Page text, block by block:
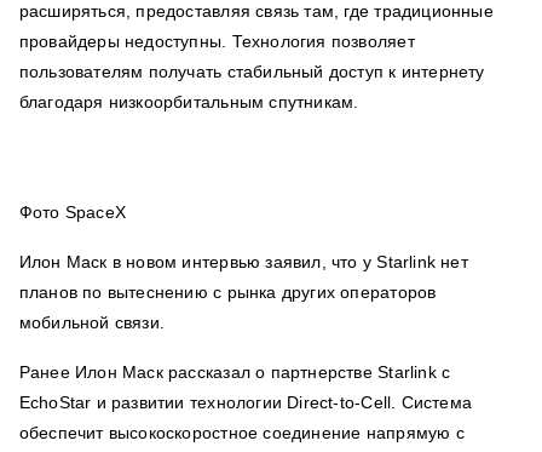
расширяться, предоставляя связь там, где традиционные
провайдеры недоступны. Технология позволяет
пользователям получать стабильный доступ к интернету
благодаря низкоорбитальным спутникам.
Фото SpaceX
Илон Маск в новом интервью заявил, что у Starlink нет
планов по вытеснению с рынка других операторов
мобильной связи.
Ранее Илон Маск рассказал о партнерстве Starlink с
EchoStar и развитии технологии Direct-to-Cell. Система
обеспечит высокоскоростное соединение напрямую с